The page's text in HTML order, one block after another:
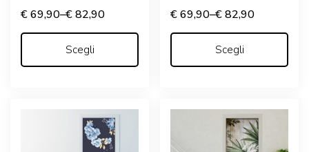
“TRASPARENZE
DI FIORI VIOLA”
€69,90–€82,90
Scegli
“FIORI BIANCHI
SU SFONDO
€69,90–€82,90
Scegli